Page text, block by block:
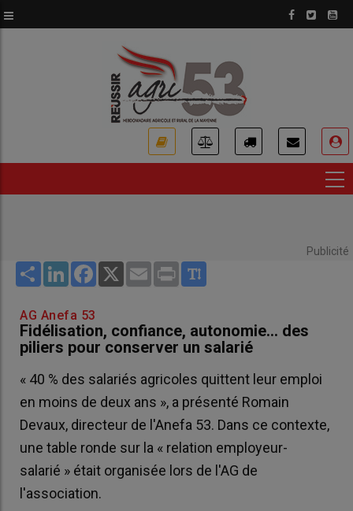
au
Publicité
Share LinkedInFacebook
X Email Print
AG Anefa 53
Fidélisation, confiance, autonomie... des
piliers pour conserver un salarié
« 40 % des salariés agricoles quittent leur emploi
en moins de deux ans », a présenté Romain
Devaux, directeur de l'Anefa 53. Dans ce contexte,
une table ronde sur la « relation employeur-
salarié » était organisée lors de l'AG de
l'association.